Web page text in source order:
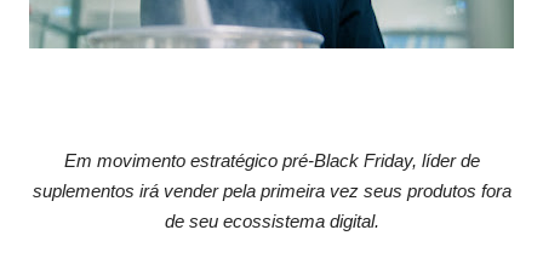
Em movimento estratégico pré-Black Friday, líder de
suplementos irá vender pela primeira vez seus produtos fora
de seu ecossistema digital.